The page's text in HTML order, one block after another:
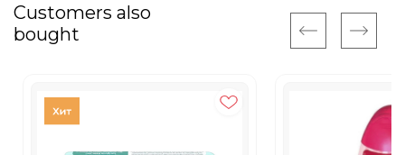
Customers also
bought